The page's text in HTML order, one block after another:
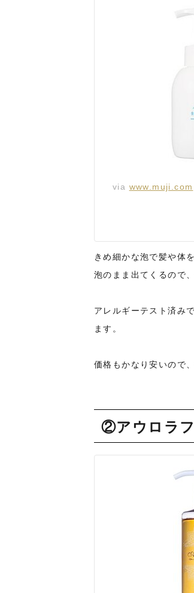
via www.muji.com
きめ細かな泡で髪や体
泡のまま出てくるので
アレルギーテスト済み
ます。
価格もかなり安いので
②アウロラ